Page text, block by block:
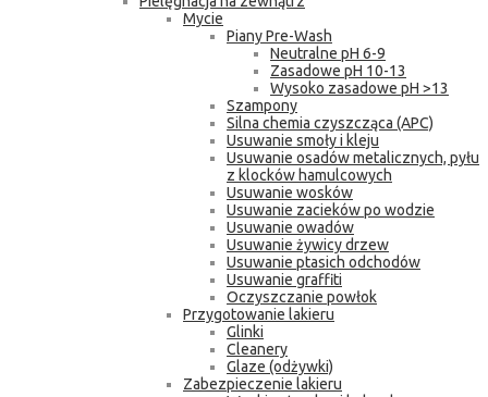
Mycie
Piany Pre-Wash
Neutralne pH 6-9
Zasadowe pH 10-13
Wysoko zasadowe pH >13
Szampony
Silna chemia czyszcząca (APC)
Usuwanie smoły i kleju
Usuwanie osadów metalicznych, pyłu
z klocków hamulcowych
Usuwanie wosków
Usuwanie zacieków po wodzie
Usuwanie owadów
Usuwanie żywicy drzew
Usuwanie ptasich odchodów
Usuwanie graffiti
Oczyszczanie powłok
Przygotowanie lakieru
Glinki
Cleanery
Glaze (odżywki)
Zabezpieczenie lakieru